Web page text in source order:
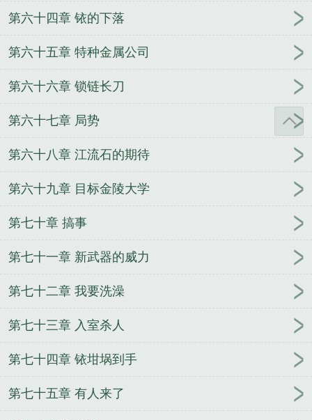
第六十四章 铱的下落
第六十五章 特种金属公司
第六十六章 锁链长刀
第六十七章 局势
第六十八章 江流石的期待
第六十九章 目标金陵大学
第七十章 搞事
第七十一章 新武器的威力
第七十二章 我要洗澡
第七十三章 入室杀人
第七十四章 铱坩埚到手
第七十五章 有人来了